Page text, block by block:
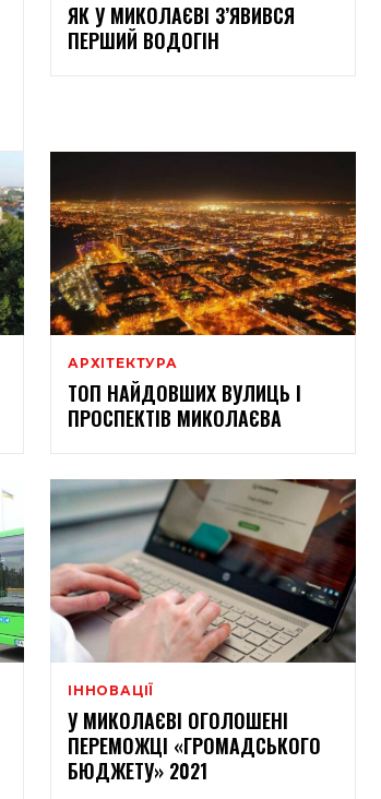
ЯК У МИКОЛАЄВІ З’ЯВИВСЯ
ПЕРШИЙ ВОДОГІН
АРХІТЕКТУРА
ТОП НАЙДОВШИХ ВУЛИЦЬ І
ПРОСПЕКТІВ МИКОЛАЄВА
ІННОВАЦІЇ
У МИКОЛАЄВІ ОГОЛОШЕНІ
ПЕРЕМОЖЦІ «ГРОМАДСЬКОГО
БЮДЖЕТУ» 2021